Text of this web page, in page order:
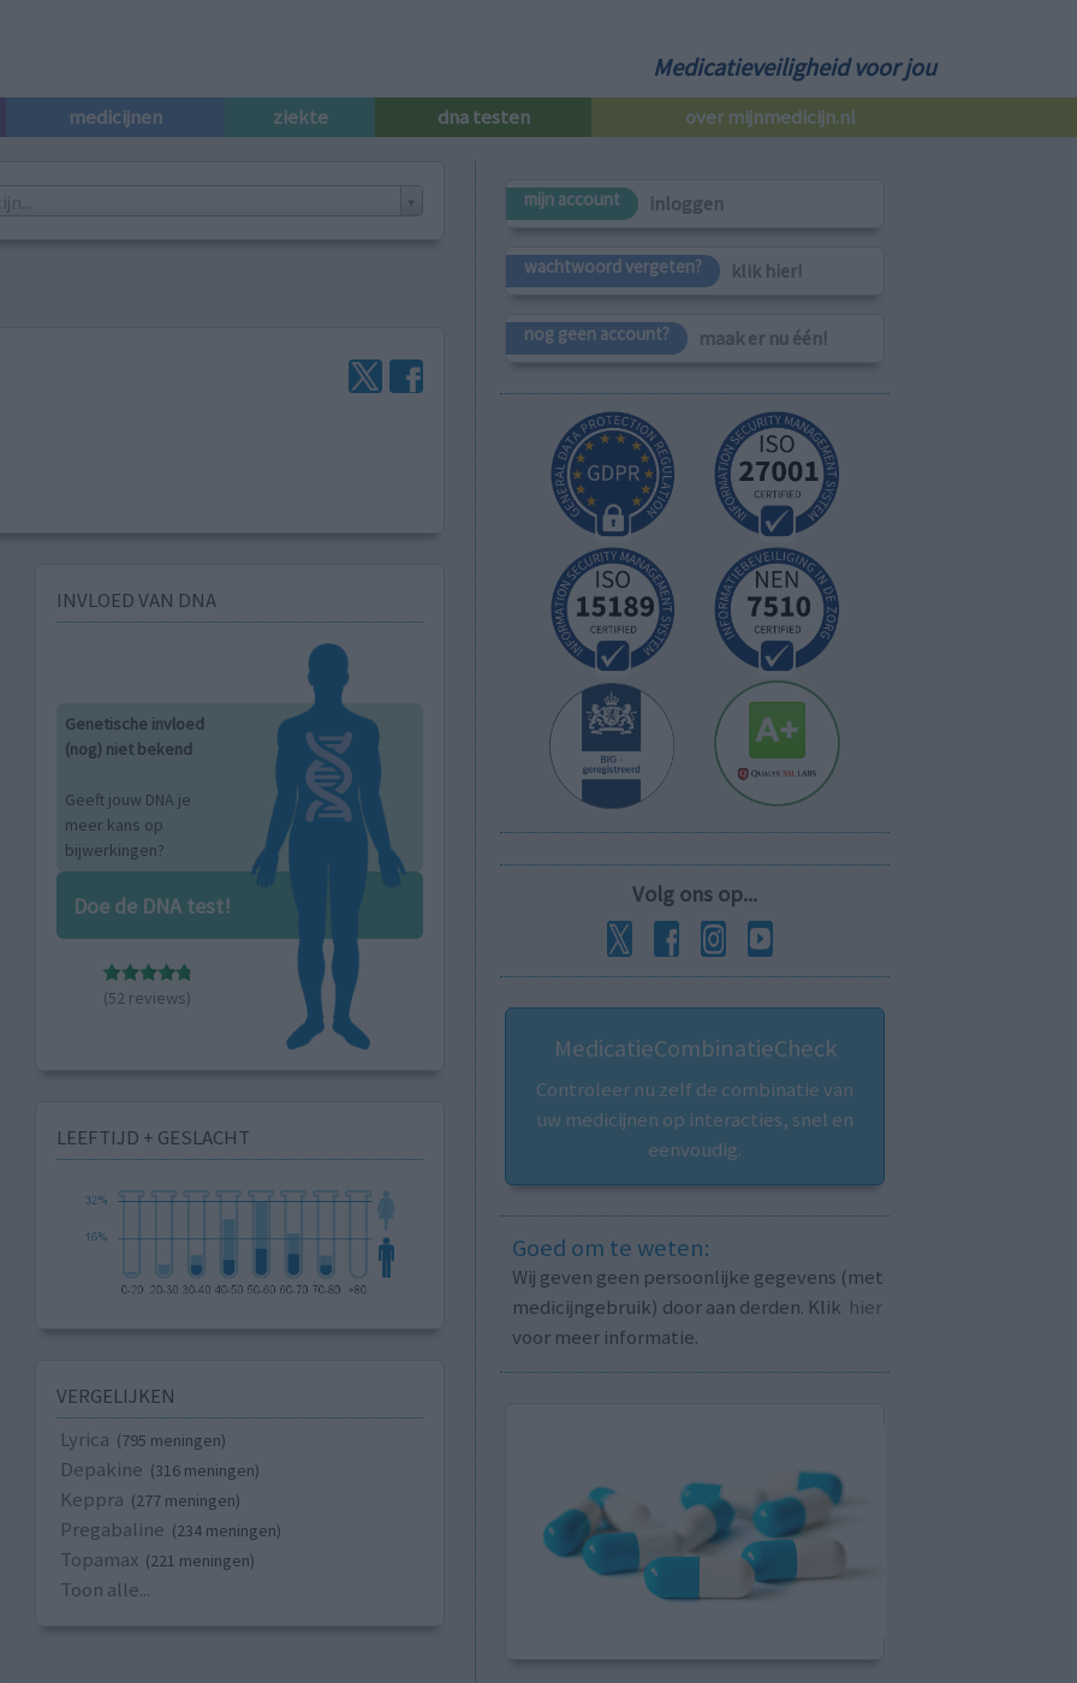
Medicatieveiligheid voor jou
medicijnen ziekte dna testen over mijnmedicijn.nl
INVLOED VAN DNA
Genetische invloed
(nog) niet bekend
Geeft jouw DNA je
meer kans op
bijwerkingen?
Doe de DNA test!
(52 reviews)
LEEFTIJD + GESLACHT
VERGELIJKEN
Lyrica (795 meningen)
Depakine (316 meningen)
Keppra (277 meningen)
Pregabaline (234 meningen)
Topamax (221 meningen)
Toon alle...
mijn account inloggen
wachtwoord vergeten? klik hier!
nog geen account? maak er nu één!
Volg ons op...
MedicatieCombinatieCheck
Controleer nu zelf de combinatie van
uw medicijnen op interacties, snel en
eenvoudig.
Goed om te weten:
Wij geven geen persoonlijke gegevens (met
medicijngebruik) door aan derden. Klik hier
voor meer informatie.